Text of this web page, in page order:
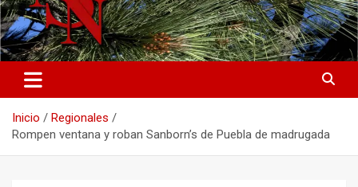
Gaceta de la Sierra Norte
Orgullosamente Serranos
Inicio
Regionales
Rompen ventana y roban Sanborn’s de Puebla de madrugada